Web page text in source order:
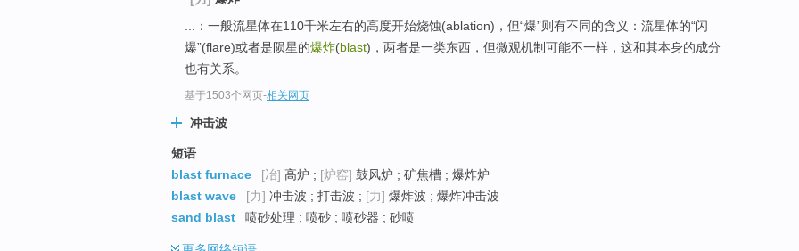
...：一般流星体在110千米左右的高度开始烧蚀(ablation)，但“爆”则有不同的含义：流星体的“闪
爆”(flare)或者是陨星的爆炸(blast)，两者是一类东西，但微观机制可能不一样，这和其本身的成分
也有关系。
基于1503个网页-相关网页
冲击波
短语
blast furnace
[冶] 高炉 ; [炉窑] 鼓风炉 ; 矿焦槽 ; 爆炸炉
blast wave
[力] 冲击波 ; 打击波 ; [力] 爆炸波 ; 爆炸冲击波
sand blast
喷砂处理 ; 喷砂 ; 喷砂器 ; 砂喷